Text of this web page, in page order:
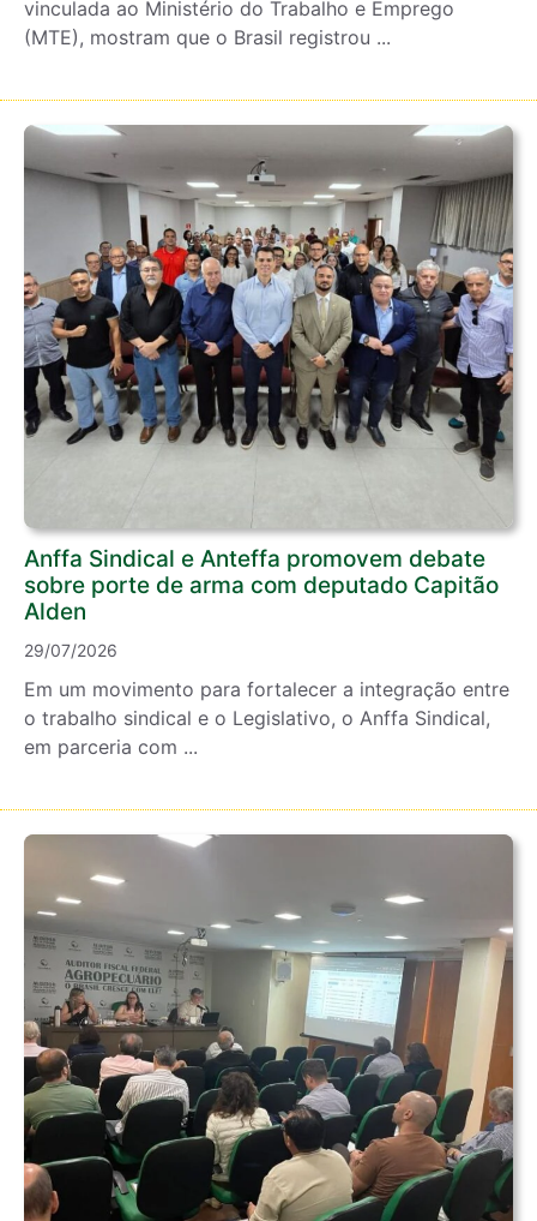
vinculada ao Ministério do Trabalho e Emprego
(MTE), mostram que o Brasil registrou ...
Anffa Sindical e Anteffa promovem debate
sobre porte de arma com deputado Capitão
Alden
29/07/2026
Em um movimento para fortalecer a integração entre
o trabalho sindical e o Legislativo, o Anffa Sindical,
em parceria com ...